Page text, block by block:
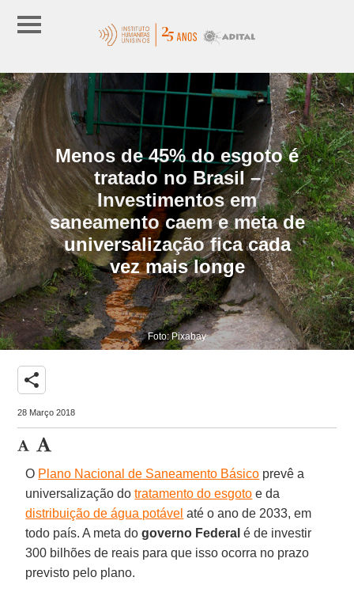
Menos de 45% do esgoto é
tratado no Brasil –
Investimentos em
saneamento caem e meta de
universalização fica cada
vez mais longe
Foto: Pixabay
share
28 Março 2018
O Plano Nacional de Saneamento Básico prevê a
universalização dotratamento do esgoto e da
distribuição de água potável até o ano de 2033, em
todo país. A meta dogoverno Federal é de investir
300 bilhões de reais para que isso ocorra no prazo
previsto pelo plano.